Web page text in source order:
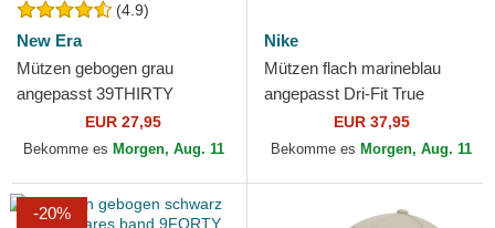
(4.9)
New Era
Mützen gebogen grau
angepasst 39THIRTY
Classic der New York
Yankees MLB von New Era
EUR 27,95
Bekomme es Morgen, Aug. 11
Nike
Mützen flach marineblau
angepasst Dri-Fit True
Structured Round Bill der
New York Yankees MLB
EUR 37,95
Bekomme es Morgen, Aug. 11
-20%